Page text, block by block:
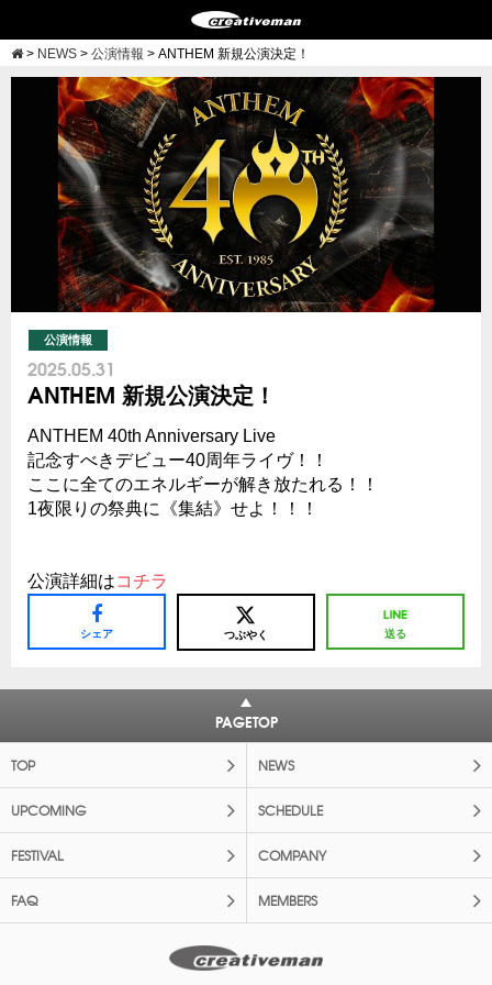
> NEWS > 公演情報 > ANTHEM 新規公演決定！
公演情報
2025.05.31
ANTHEM 新規公演決定！
ANTHEM 40th Anniversary Live
記念すべきデビュー40周年ライヴ！！
ここに全てのエネルギーが解き放たれる！！
1夜限りの祭典に《集結》せよ！！！
公演詳細はコチラ
シェア つぶやく 送る
PAGETOP
TOP NEWS
UPCOMING SCHEDULE
FESTIVAL COMPANY
FAQ MEMBERS